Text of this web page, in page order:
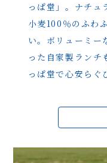
っぱ堂」。 ナチュ
小麦100％の ふわ
い。ボリューミー
った自家製ランチ
っぱ堂で心安らぐ